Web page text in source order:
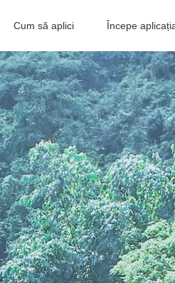
Cum să aplici Începe